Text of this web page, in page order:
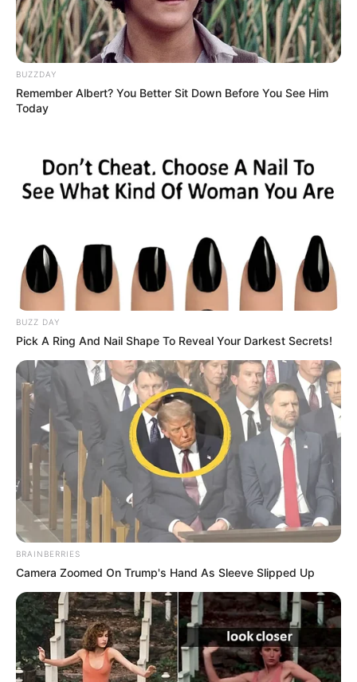
BUZZDAY
Remember Albert? You Better Sit Down Before You See Him
Today
BUZZ DAY
Pick A Ring And Nail Shape To Reveal Your Darkest Secrets!
BRAINBERRIES
Camera Zoomed On Trump's Hand As Sleeve Slipped Up